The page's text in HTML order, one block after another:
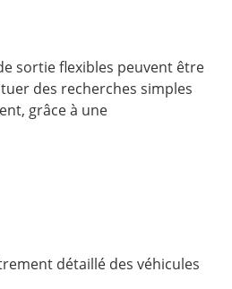
sortie flexibles peuvent être
des recherches simples
grâce à une
détaillé des véhicules